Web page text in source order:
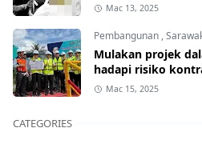
Mac 13, 2025
Pembangunan ,
Mulakan projek
hadapi risiko
Mac 15, 2025
CATEGORIES